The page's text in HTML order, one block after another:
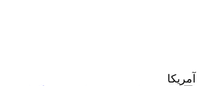
آمریکا